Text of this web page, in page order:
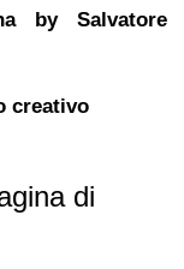
by Salvatore
creativo
di